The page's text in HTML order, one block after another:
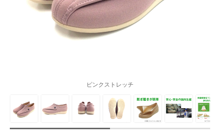
ピンクストレッチ